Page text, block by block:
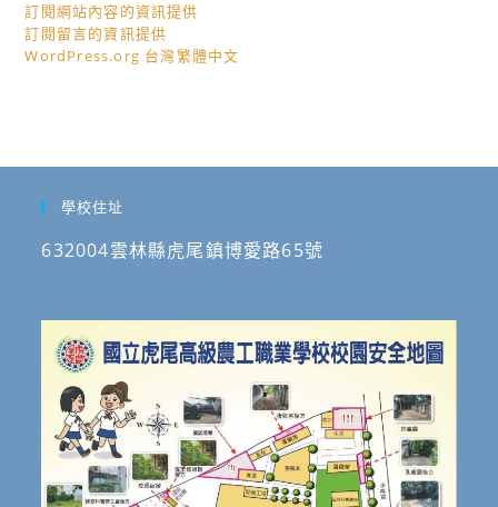
訂閱網站內容的資訊提供
訂閱留言的資訊提供
WordPress.org 台灣繁體中文
學校住址
632004雲林縣虎尾鎮博愛路65號